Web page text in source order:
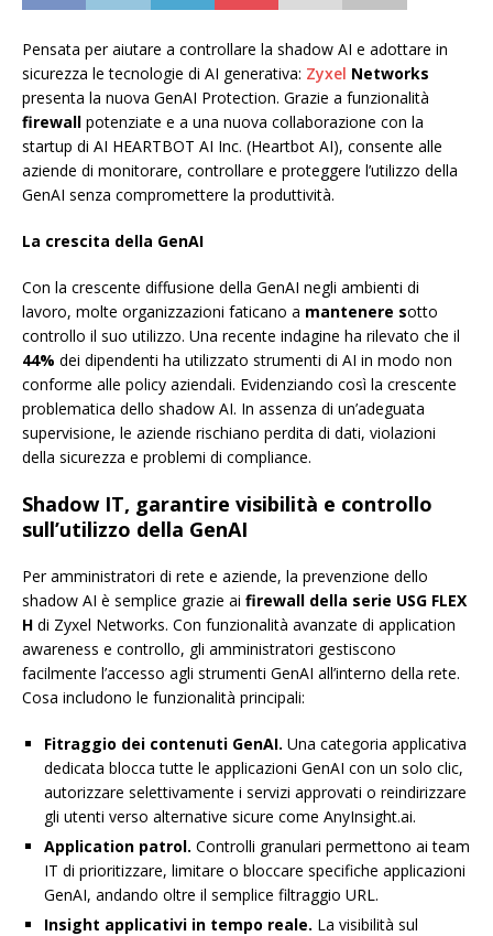
Pensata per aiutare a controllare la shadow AI e adottare in
sicurezza le tecnologie di AI generativa: Zyxel Networks
presenta la nuova GenAI Protection. Grazie a funzionalità
firewall potenziate e a una nuova collaborazione con la
startup di AI HEARTBOT AI Inc. (Heartbot AI), consente alle
aziende di monitorare, controllare e proteggere l’utilizzo della
GenAI senza compromettere la produttività.
La crescita della GenAI
Con la crescente diffusione della GenAI negli ambienti di
lavoro, molte organizzazioni faticano a mantenere sotto
controllo il suo utilizzo. Una recente indagine ha rilevato che il
44% dei dipendenti ha utilizzato strumenti di AI in modo non
conforme alle policy aziendali. Evidenziando così la crescente
problematica dello shadow AI. In assenza di un’adeguata
supervisione, le aziende rischiano perdita di dati, violazioni
della sicurezza e problemi di compliance.
Shadow IT, garantire visibilità e controllo
sull’utilizzo della GenAI
Per amministratori di rete e aziende, la prevenzione dello
shadow AI è semplice grazie ai firewall della serie USG FLEX
H di Zyxel Networks. Con funzionalità avanzate di application
awareness e controllo, gli amministratori gestiscono
facilmente l’accesso agli strumenti GenAI all’interno della rete.
Cosa includono le funzionalità principali:
Fitraggio dei contenuti GenAI. Una categoria applicativa
dedicata blocca tutte le applicazioni GenAI con un solo clic,
autorizzare selettivamente i servizi approvati o reindirizzare
gli utenti verso alternative sicure come AnyInsight.ai.
Application patrol. Controlli granulari permettono ai team
IT di prioritizzare, limitare o bloccare specifiche applicazioni
GenAI, andando oltre il semplice filtraggio URL.
Insight applicativi in tempo reale. La visibilità sul